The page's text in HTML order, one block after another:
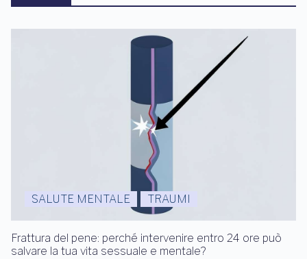
SALUTE MENTALE TRAUMI
Frattura del pene: perché intervenire entro 24 ore può
salvare la tua vita sessuale e mentale?